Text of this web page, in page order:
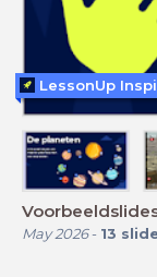
May 2026- 13
LessonUp